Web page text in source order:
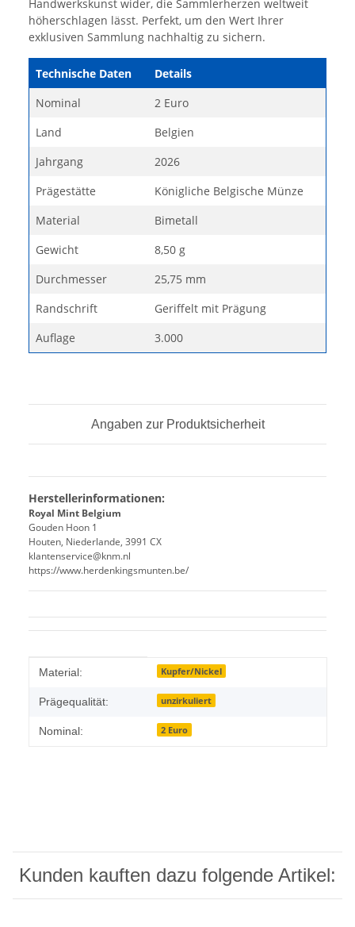
Handwerkskunst wider, die Sammlerherzen weltweit
höherschlagen lässt. Perfekt, um den Wert Ihrer
exklusiven Sammlung nachhaltig zu sichern.
Technische Daten
Details
Nominal
2 Euro
Land
Belgien
Jahrgang
2026
Prägestätte
Königliche Belgische Münze
Material
Bimetall
Gewicht
8,50 g
Durchmesser
25,75 mm
Randschrift
Geriffelt mit Prägung
Auflage
3.000
Angaben zur Produktsicherheit
Herstellerinformationen:
Royal Mint Belgium
Gouden Hoon 1
Houten, Niederlande, 3991 CX
klantenservice@knm.nl
https://www.herdenkingsmunten.be/
Produkteigenschaft
Wert
Material: Kupfer/Nickel
Prägequalität: unzirkuliert
Nominal: 2 Euro
Kunden kauften dazu folgende Artikel: